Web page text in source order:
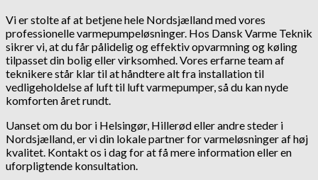
Vi er stolte af at betjene hele Nordsjælland med vores
professionelle varmepumpeløsninger. Hos Dansk Varme Teknik
sikrer vi, at du får pålidelig og effektiv opvarmning og køling
tilpasset din bolig eller virksomhed. Vores erfarne team af
teknikere står klar til at håndtere alt fra installation til
vedligeholdelse af luft til luft varmepumper, så du kan nyde
komforten året rundt.
Uanset om du bor i Helsingør, Hillerød eller andre steder i
Nordsjælland, er vi din lokale partner for varmeløsninger af høj
kvalitet. Kontakt os i dag for at få mere information eller en
uforpligtende konsultation.